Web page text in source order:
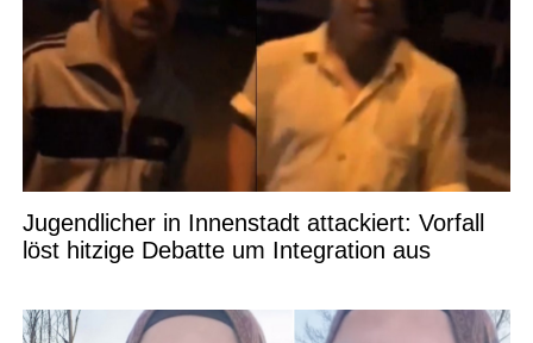
Jugendlicher in Innenstadt attackiert: Vorfall
löst hitzige Debatte um Integration aus